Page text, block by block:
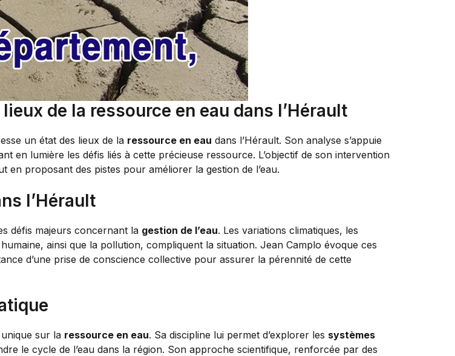
de la ressource en eau dans l’Hérault
un état des lieux de la ressource en eau dans l’Hérault. Son analyse s’appuie
en lumière les défis liés à cette précieuse ressource. L’objectif de son intervention
proposant des pistes pour améliorer la gestion de l’eau.
l’Hérault
défis majeurs concernant la gestion de l’eau. Les variations climatiques, les
ainsi que la pollution, compliquent la situation. Jean Camplo évoque ces
d’une prise de conscience collective pour assurer la pérennité de cette
sur la ressource en eau. Sa discipline lui permet d’explorer les systèmes
le cycle de l’eau dans la région. Son approche scientifique, renforcée par des